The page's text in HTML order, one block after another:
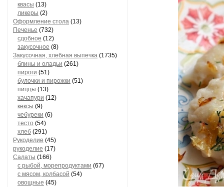
квасы (13)
ликеры (2)
Оформление стола (13)
Печенье (732)
сдобное (12)
закусочное (8)
Закусочная, хлебная выпечка (1735)
блины и оладьи (261)
пироги (51)
булочки и пирожки (51)
пиццы (13)
хачапури (12)
кексы (9)
чебуреки (6)
тесто (54)
хлеб (291)
Рукоделие (45)
рукоделие (17)
Салаты (166)
с рыбой, морепродуктами (67)
с мясом, колбасой (54)
овощные (45)